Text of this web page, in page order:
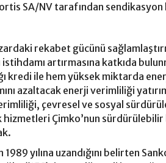
SA/NV tarafından
rekabet gücünü
artırmasına katkıda
kredi ile hem yüksek miktarda
azaltacak enerji verimliliği
çevresel ve sosyal
hizmetleri Çimko’nun
yılına uzandığını belirten